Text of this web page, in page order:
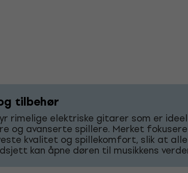
tilbehør
rimelige elektriske gitarer som er
og avanserte spillere. Merket
kvalitet og spillekomfort, slik at
kan åpne døren til musikkens